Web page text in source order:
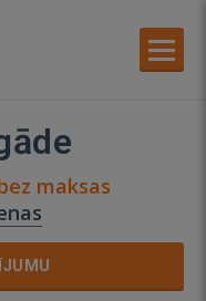
maksas